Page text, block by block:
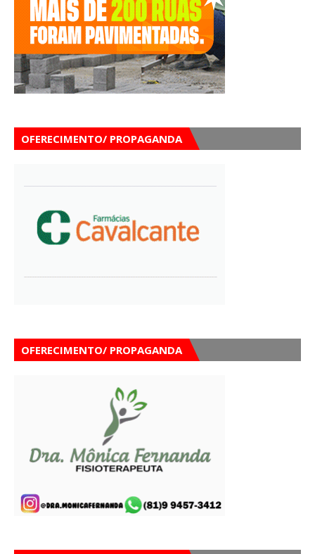
OFERECIMENTO/ PROPAGANDA
OFERECIMENTO/ PROPAGANDA